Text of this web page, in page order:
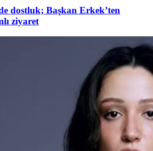
dostluk; Başkan Erkek’ten
ziyaret